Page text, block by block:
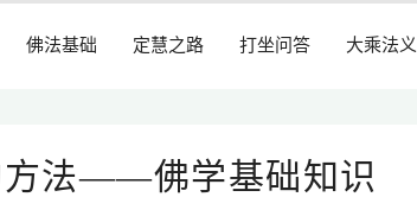
佛法基础 定慧之路 打坐问答 大乘法义
方法——佛学基础知识